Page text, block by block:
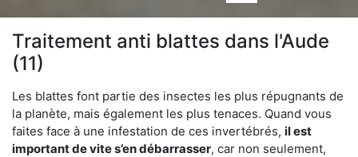
Traitement anti blattes dans l'Aude
(11)
Les blattes font partie des insectes les plus répugnants de
la planète, mais également les plus tenaces. Quand vous
faites face à une infestation de ces invertébrés, il est
important de vite s’en débarrasser, car non seulement,